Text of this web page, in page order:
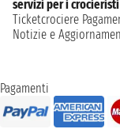
servizi per i crocieristi
Ticketcrociere
Notizie e
Pagamenti